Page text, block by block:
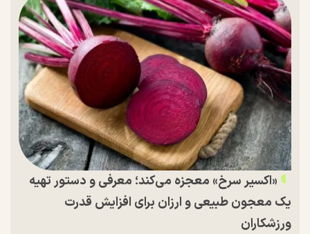
«اکسیر سرخ» معجزه می‌کند؛ معرفی و دستور تهیه
یک معجون طبیعی و ارزان برای افزایش قدرت
ورزشکاران